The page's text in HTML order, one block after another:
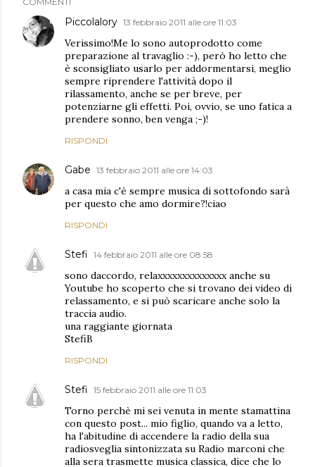
Piccolalory 13 febbraio 2011 alle ore 11:03
Verissimo!Me lo sono autoprodotto come
preparazione al travaglio :-), però ho letto che
è sconsigliato usarlo per addormentarsi, meglio
sempre riprendere l'attività dopo il
rilassamento, anche se per breve, per
potenziarne gli effetti. Poi, ovvio, se uno fatica a
prendere sonno, ben venga ;-)!
RISPONDI
Gabe 13 febbraio 2011 alle ore 14:03
a casa mia c'è sempre musica di sottofondo sarà
per questo che amo dormire?!ciao
RISPONDI
Stefi 14 febbraio 2011 alle ore 08:58
sono daccordo, relaxxxxxxxxxxxxxx anche su
Youtube ho scoperto che si trovano dei video di
relassamento, e si può scaricare anche solo la
traccia audio.
una raggiante giornata
StefiB
RISPONDI
Stefi 15 febbraio 2011 alle ore 11:03
Torno perchè mi sei venuta in mente stamattina
con questo post... mio figlio, quando va a letto,
ha l'abitudine di accendere la radio della sua
radiosveglia sintonizzata su Radio marconi che
alla sera trasmette musica classica, dice che lo